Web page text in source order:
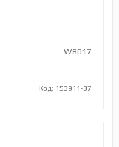
W8017
Код: 153911-37